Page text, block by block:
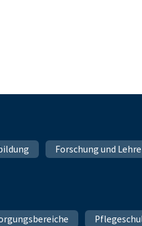
Forschung und Lehre